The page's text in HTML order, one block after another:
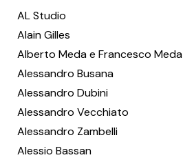
AL Studio
Alain Gilles
Alberto Meda e Francesco Meda
Alessandro Busana
Alessandro Dubini
Alessandro Vecchiato
Alessandro Zambelli
Alessio Bassan